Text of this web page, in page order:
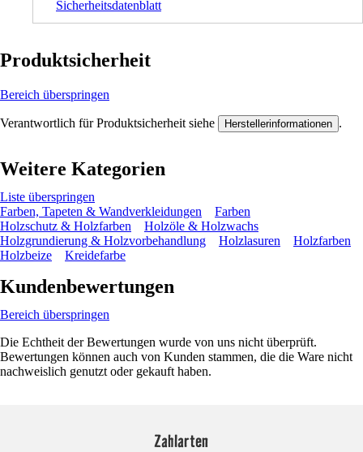
Sicherheitsdatenblatt
Produktsicherheit
Bereich überspringen
Verantwortlich für Produktsicherheit siehe Herstellerinformationen .
Weitere Kategorien
Liste überspringen
Farben, Tapeten & Wandverkleidungen
Farben
Holzschutz & Holzfarben
Holzöle & Holzwachs
Holzgrundierung & Holzvorbehandlung
Holzlasuren
Holzfarben
Holzbeize
Kreidefarbe
Kundenbewertungen
Bereich überspringen
Die Echtheit der Bewertungen wurde von uns nicht überprüft.
Bewertungen können auch von Kunden stammen, die die Ware nicht
nachweislich genutzt oder gekauft haben.
Zahlarten